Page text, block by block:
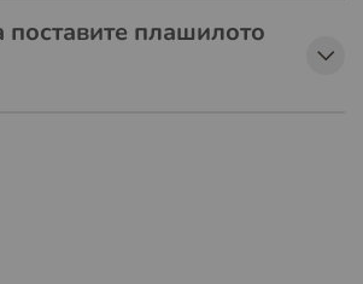
плашилото